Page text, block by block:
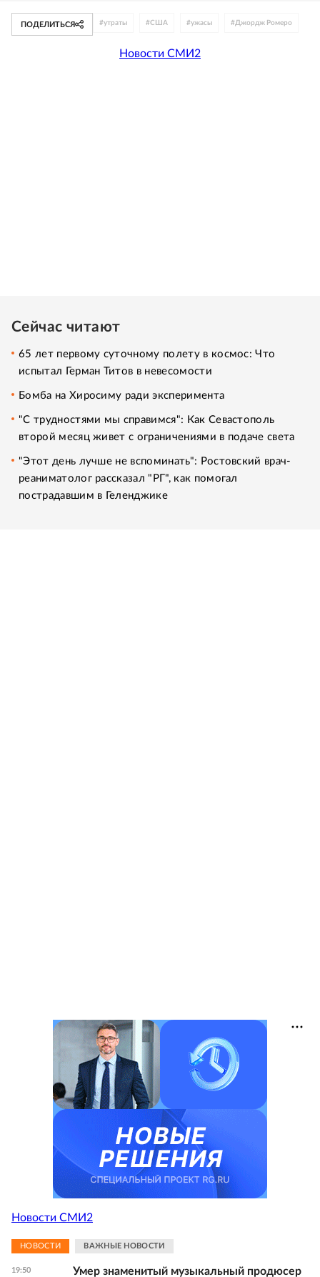
ПОДЕЛИТЬСЯ #утраты #США #ужасы #Джордж Ромеро
Новости СМИ2
Сейчас читают
65 лет первому суточному полету в космос: Что
испытал Герман Титов в невесомости
Бомба на Хиросиму ради эксперимента
"С трудностями мы справимся": Как Севастополь
второй месяц живет с ограничениями в подаче света
"Этот день лучше не вспоминать": Ростовский врач-
реаниматолог рассказал "РГ", как помогал
пострадавшим в Геленджике
Новости СМИ2
НОВОСТИ ВАЖНЫЕ НОВОСТИ
19:50 Умер знаменитый музыкальный продюсер